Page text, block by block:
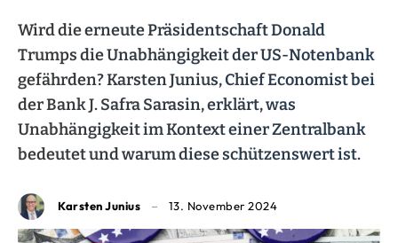
Wird die erneute Präsidentschaft Donald
Trumps die Unabhängigkeit der US-Notenbank
gefährden? Karsten Junius, Chief Economist bei
der Bank J. Safra Sarasin, erklärt, was
Unabhängigkeit im Kontext einer Zentralbank
bedeutet und warum diese schützenswert ist.
Karsten Junius 13. November 2024